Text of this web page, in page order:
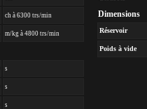
ch à 6300 trs/min
m/kg à 4800 trs/min
s
s
s
Dimensions
Réservoir
Poids à vide